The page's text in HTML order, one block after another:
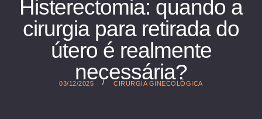
Histerectomia: quando a
cirurgia para retirada do
útero é realmente
necessária?
03/12/2025 / CIRURGIA GINECOLÓGICA